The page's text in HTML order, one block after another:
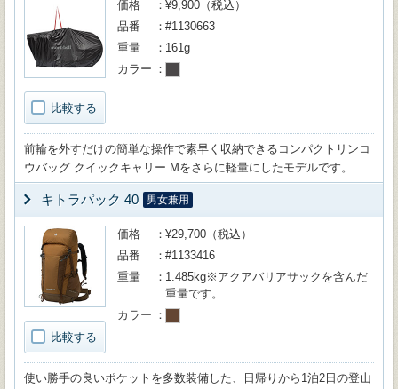
比較する
価格
¥9,900（税込）
品番
#1130663
重量
161g
カラー
前輪を外すだけの簡単な操作で素早く収納できるコンパクトリンコ
ウバッグ クイックキャリー Mをさらに軽量にしたモデルです。
キトラパック 40 男女兼用
比較する
価格
¥29,700（税込）
品番
#1133416
重量
1.485kg※アクアバリアサックを含んだ
重量です。
カラー
使い勝手の良いポケットを多数装備した、日帰りから1泊2日の登山